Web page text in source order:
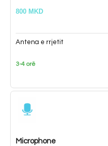
800 MKD
Antena e rrjetit
3-4 orë
Microphone